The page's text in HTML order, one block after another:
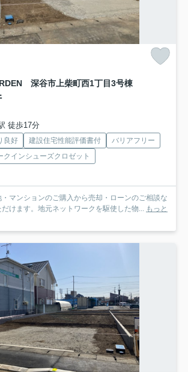
深谷市上柴町西1丁目3号棟
徒歩17分
良好 建設住宅性能評価書付
バリアフリー
クインシューズクロゼット
マンションのご購入から売却・ローンのご相談な
けます。地元ネットワークを駆使した物...
もっと